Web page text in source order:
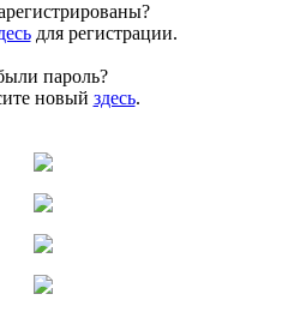
для регистрации.
пароль?
новый здесь.